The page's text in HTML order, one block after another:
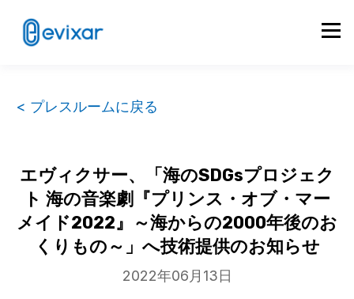
< プレスルームに戻る
エヴィクサー、「海のSDGsプロジェク
ト 海の音楽劇『プリンス・オブ・マー
メイド2022』～海からの2000年後のお
くりもの～」へ技術提供のお知らせ
2022年06月13日